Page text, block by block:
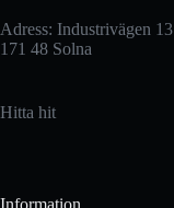
Adress: Industrivägen 13
171 48 Solna
Hitta hit
Information